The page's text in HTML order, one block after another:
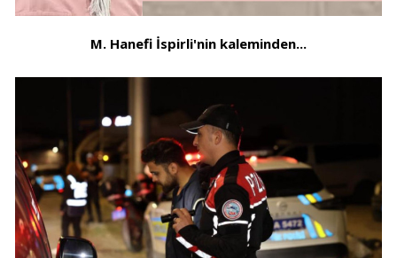
M. Hanefi İspirli'nin kaleminden...